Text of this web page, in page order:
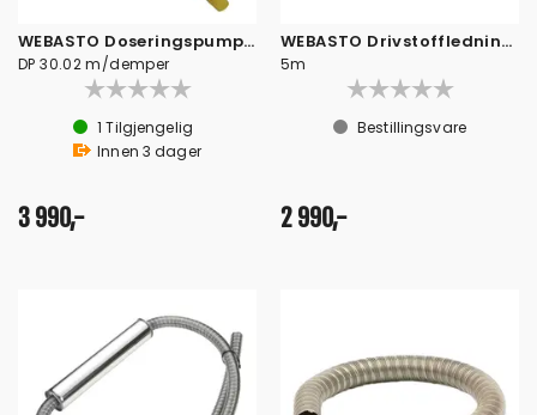
WEBASTO Doseringspumpe 12V ST2000
DP 30.02 m/demper
1 Tilgjengelig
Innen 3 dager
3 990,-
WEBASTO Drivstoffledning i metall
5m
Bestillingsvare
2 990,-